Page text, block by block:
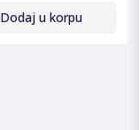
Dodaj u korpu